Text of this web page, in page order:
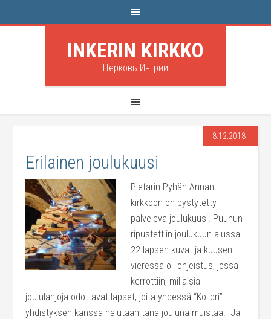
INKERIN KIRKKO
Церковь Ингрии
8.12.2018
Erilainen joulukuusi
Pietarin Pyhän Annan
kirkkoon on pystytetty
palveleva joulukuusi. Puuhun
ripustettiin joulukuun alussa
22 lapsen kuvat ja kuusen
vieressä oli ohjeistus, jossa
kerrottiin, millaisia
joululahjoja odottavat lapset, joita yhdessä “Kolibri”-
yhdistyksen kanssa halutaan tänä jouluna muistaa. Ja